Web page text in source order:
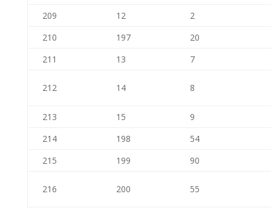
209
12
2
210
197
20
211
13 7
212 14 8
213 15
9
214
198
54
215
199 90
216 200 55